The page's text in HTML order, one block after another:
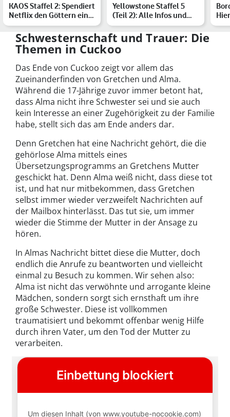
KAOS Staffel 2: Spendiert
Netflix den Göttern eine
Fortsetzung?
Yellowstone Staffel 5
(Teil 2): Alle Infos und
Streaming-Optionen
Schwesternschaft und Trauer: Die
Themen in Cuckoo
Das Ende von Cuckoo zeigt vor allem das
Zueinanderfinden von Gretchen und Alma.
Während die 17-Jährige zuvor immer betont hat,
dass Alma nicht ihre Schwester sei und sie auch
kein Interesse an einer Zugehörigkeit zu der Familie
habe, stellt sich das am Ende anders dar.
Denn Gretchen hat eine Nachricht gehört, die die
gehörlose Alma mittels eines
Übersetzungsprogramms an Gretchens Mutter
geschickt hat. Denn Alma weiß nicht, dass diese tot
ist, und hat nur mitbekommen, dass Gretchen
selbst immer wieder verzweifelt Nachrichten auf
der Mailbox hinterlässt. Das tut sie, um immer
wieder die Stimme der Mutter in der Ansage zu
hören.
In Almas Nachricht bittet diese die Mutter, doch
endlich die Anrufe zu beantworten und vielleicht
einmal zu Besuch zu kommen. Wir sehen also:
Alma ist nicht das verwöhnte und arrogante kleine
Mädchen, sondern sorgt sich ernsthaft um ihre
große Schwester. Diese ist vollkommen
traumatisiert und bekommt offenbar wenig Hilfe
durch ihren Vater, um den Tod der Mutter zu
verarbeiten.